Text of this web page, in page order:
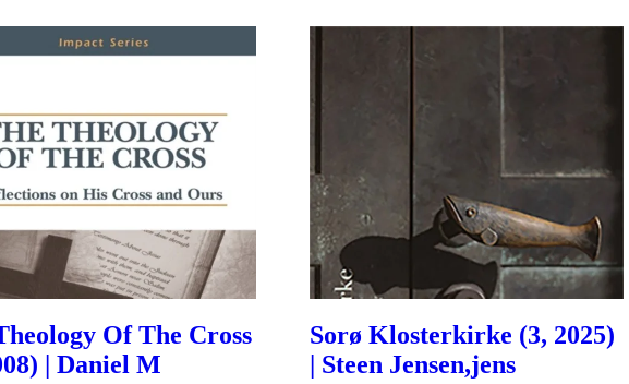
Of The Cross
| Daniel M
Sorø Klosterkirke (3, 2025)
| Steen Jensen,jens